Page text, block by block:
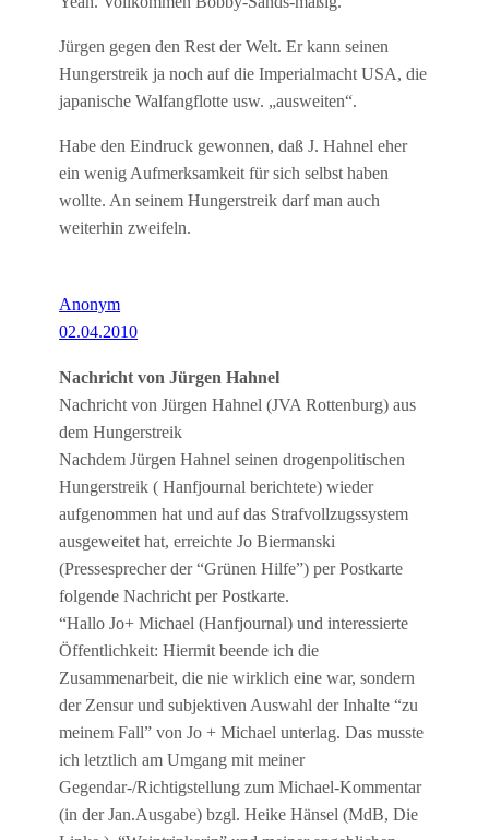
Jürgen gegen den Rest der Welt. Er kann seinen
Hungerstreik ja noch auf die Imperialmacht USA, die
japanische Walfangflotte usw. „ausweiten“.
Habe den Eindruck gewonnen, daß J. Hahnel eher
ein wenig Aufmerksamkeit für sich selbst haben
wollte. An seinem Hungerstreik darf man auch
weiterhin zweifeln.
Anonym
02.04.2010
Nachricht von Jürgen Hahnel
Nachricht von Jürgen Hahnel (JVA Rottenburg) aus
dem Hungerstreik
Nachdem Jürgen Hahnel seinen drogenpolitischen
Hungerstreik ( Hanfjournal berichtete) wieder
aufgenommen hat und auf das Strafvollzugssystem
ausgeweitet hat, erreichte Jo Biermanski
(Pressesprecher der “Grünen Hilfe”) per Postkarte
folgende Nachricht per Postkarte.
“Hallo Jo+ Michael (Hanfjournal) und interessierte
Öffentlichkeit: Hiermit beende ich die
Zusammenarbeit, die nie wirklich eine war, sondern
der Zensur und subjektiven Auswahl der Inhalte “zu
meinem Fall” von Jo + Michael unterlag. Das musste
ich letztlich am Umgang mit meiner
Gegendar-/Richtigstellung zum Michael-Kommentar
(in der Jan.Ausgabe) bzgl. Heike Hänsel (MdB, Die